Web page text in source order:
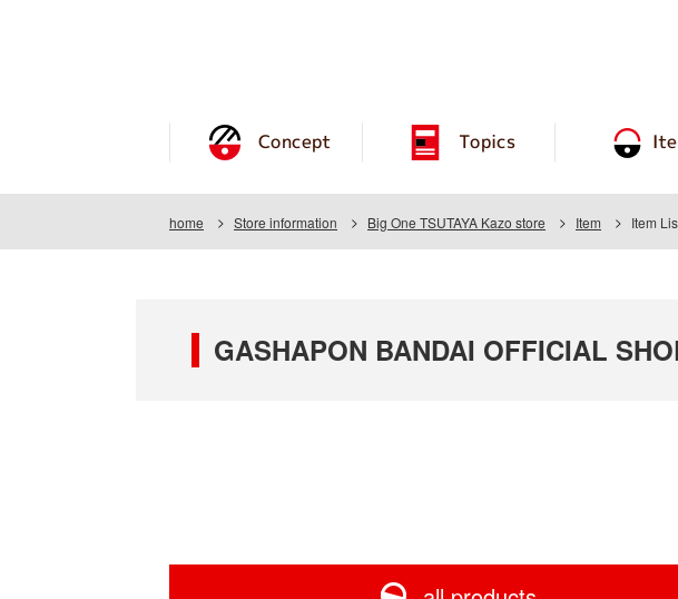
Concept Topics
home Store information Big One TSUTAYA Kazo store Item Item
GASHAPON BANDAI OFFICIAL